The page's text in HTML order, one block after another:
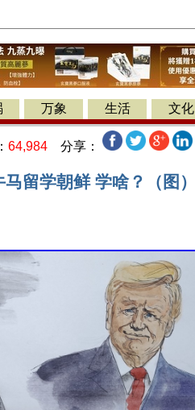
万象 生活 文化
64,984 分享：
留学朝鲜 学啥？（图）